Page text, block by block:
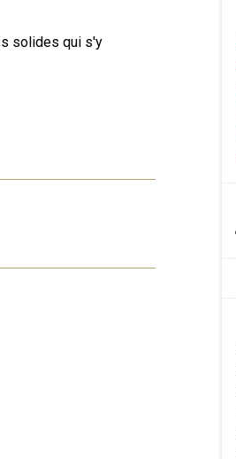
solides qui s'y